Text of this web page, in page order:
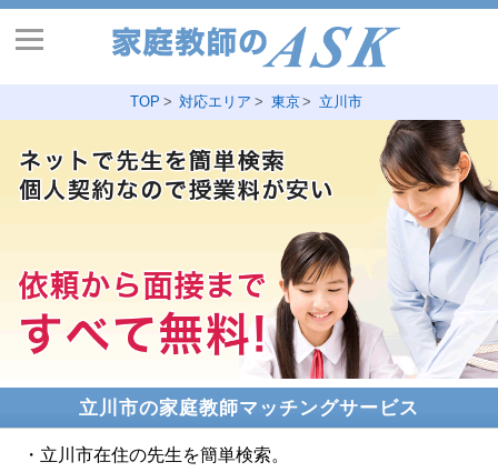
TOP 対応エリア 東京 立川市
立川市の家庭教師マッチングサービス
・立川市在住の先生を簡単検索。